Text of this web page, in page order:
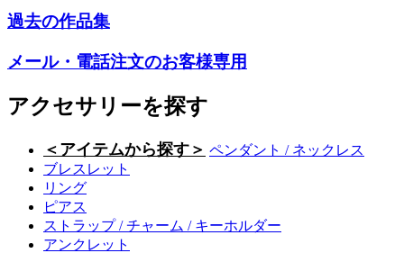
過去の作品集
メール・電話注文のお客様専用
アクセサリーを探す
＜アイテムから探す＞ ペンダント / ネックレス
ブレスレット
リング
ピアス
ストラップ / チャーム / キーホルダー
アンクレット